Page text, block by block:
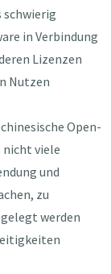
schwierig
in Verbindung
Lizenzen
Nutzen
Open-
nicht viele
und
zu
werden